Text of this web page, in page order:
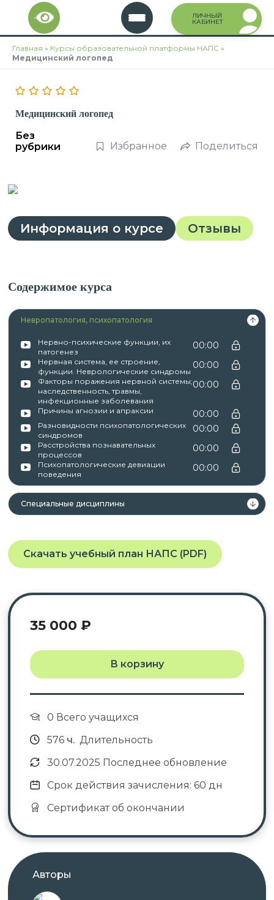
Перейти
содержимому
ЛИЧНЫЙ
КАБИНЕТ
Главная » Курсы образовательной платформы НАПС »
Медицинский логопед
Медицинский логопед
Без
рубрики
Избранное Поделиться
Информация о курсе Отзывы
Содержимое курса
Невропатология, психопатология
Нервно-психические функции, их
патогенез
00:00
Нервная система, ее строение,
функции. Неврологические синдромы
00:00
Факторы поражения нервной системы;
наследственность, травмы,
инфекционные заболевания
00:00
Причины агнозии и апраксии 00:00
Разновидности психопатологических
синдромов
00:00
Расстройства познавательных
процессов
00:00
Психопатологические девиации
поведения
00:00
Специальные дисциплины
Скачать учебный план НАПС (PDF)
35 000 ₽
В корзину
0 Всего учащихся
576ч. Длительность
30.07.2025 Последнее обновление
Срок действия зачисления: 60 дн
Сертификат об окончании
Авторы